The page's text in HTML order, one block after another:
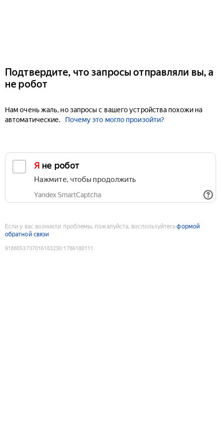
Подтвердите, что запросы отправляли вы, а
не робот
Нам очень жаль, но запросы с вашего устройства похожи на
автоматические.
Почему это могло произойти?
Я не робот
Нажмите, чтобы продолжить
Yandex SmartCaptcha
Если у вас возникли проблемы, пожалуйста, воспользуйтесьформой
обратной связи
9188053737016183230:1786180111